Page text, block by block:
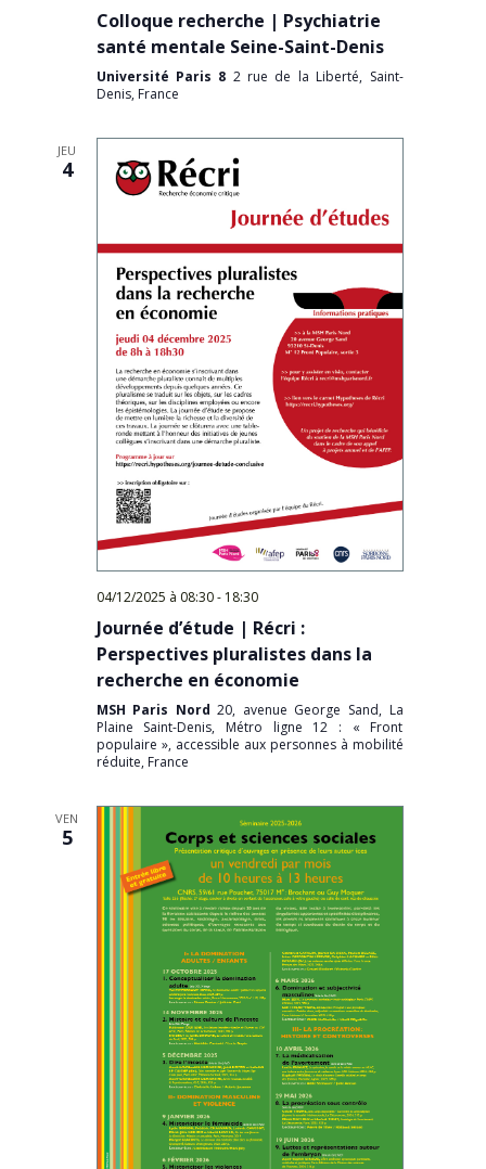
Colloque recherche | Psychiatrie
santé mentale Seine-Saint-Denis
Université Paris 8 2 rue de la Liberté, Saint-
Denis, France
JEU
4
04/12/2025 à 08:30- 18:30
Journée d’étude | Récri :
Perspectives pluralistes dans la
recherche en économie
MSH Paris Nord20, avenue George Sand, La
Plaine Saint-Denis, Métro ligne 12 : « Front
populaire », accessible aux personnes à mobilité
réduite, France
VEN
5